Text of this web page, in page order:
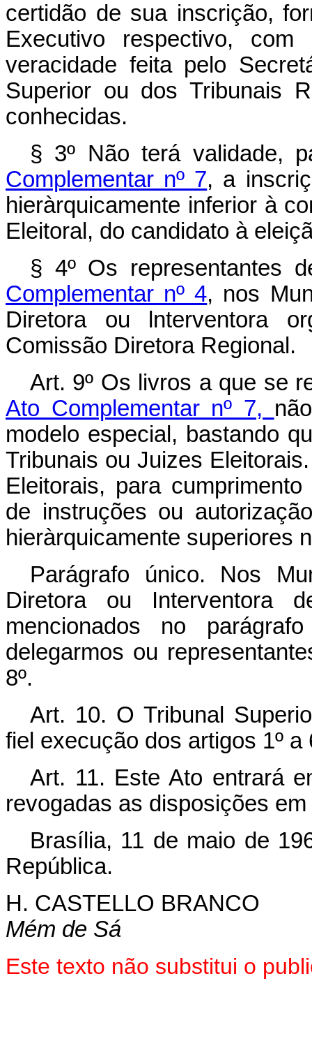
certidão de sua inscrição,
Executivo respectivo,
veracidade feita pelo
Superior ou dos Tribunais
conhecidas.
§ 3º Não terá validade,
Comple­mentar nº 7, a
hieràrquicamente inferior à
Eleitoral, do candidato à
§ 4º Os representantes
Complementar nº 4, nos
Diretora ou lnterventora
Comissão Diretora Regional.
Art. 9º Os livros a que se
Ato Complementar nº 7,
modelo especial, bastando
Tribunais ou Juizes
Eleitorais, para
de instruções ou
hieràrquicamente superiores
Parágrafo único. Nos
Diretora ou Interventora
mencionados no
delegarmos ou
8º.
Art. 10. O Tribunal
fiel execução dos artigos 1º a
Art. 11. Este Ato entrará
revogadas as disposições
Brasília, 11 de maio de
República.
H. CASTELLO BRANCO
Mém de Sá
Este texto não substitui o